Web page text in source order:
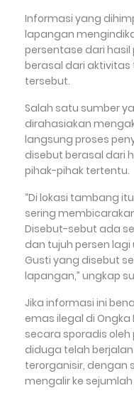
Informasi yang
lapangan
persentase dari
berasal dari
tersebut.
Salah satu sumber
dirahasiakan
langsung proses
disebut berasal dari
pihak-pihak tertentu.
“Di lokasi tambang
sering
Disebut-sebut ada
dan tujuh persen
Gusti yang disebut
lapangan,” ungkap
Jika informasi ini
emas ilegal di
secara sporadis
diduga telah
terorganisir, dengan
mengalir ke sejumlah